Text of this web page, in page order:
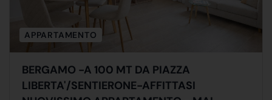
APPARTAMENTO
BERGAMO -A 100 MT DA PIAZZA
LIBERTA'/SENTIERONE-AFFITTASI